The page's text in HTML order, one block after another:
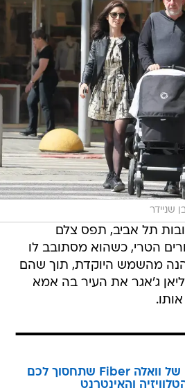
שניידר
תל אביב, תפס צלם
הטרי, כשהוא מסתובב לו
מהשמש היוקדת, תוך שהם
ג'אגר את העיר בה אמא
המהפכה של וואלה Fiber שתחסוך לכם
והאינטרנט